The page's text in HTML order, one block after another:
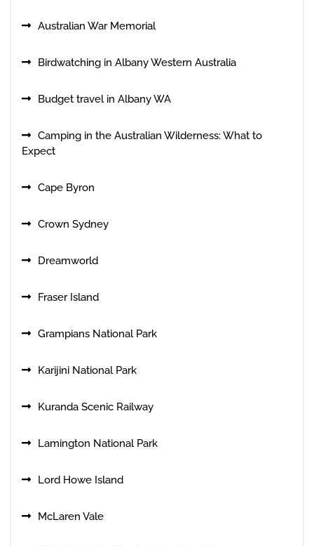
Australian War Memorial
Birdwatching in Albany Western Australia
Budget travel in Albany WA
Camping in the Australian Wilderness: What to
Expect
Cape Byron
Crown Sydney
Dreamworld
Fraser Island
Grampians National Park
Karijini National Park
Kuranda Scenic Railway
Lamington National Park
Lord Howe Island
McLaren Vale